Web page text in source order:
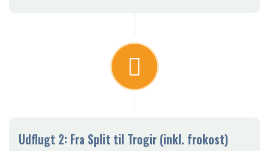
Udflugt 2: Fra Split til Trogir (inkl. frokost)